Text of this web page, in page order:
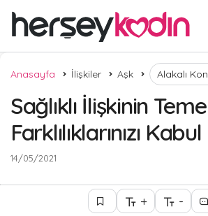
Anasayfa İlişkiler Aşk Alakalı
Sağlıklı İlişkinin
Farklılıklarınızı
14/05/2021
+ -